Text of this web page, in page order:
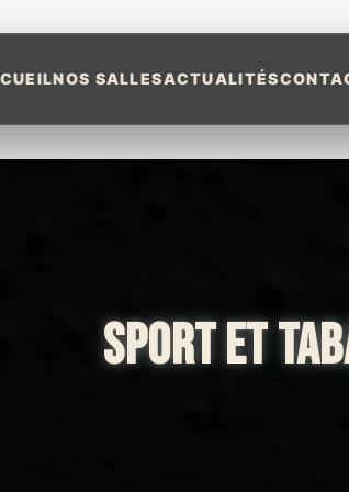
NOS SALLESACTUALITÉS
SPORT ET